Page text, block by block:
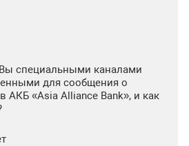
специальными каналами
для сообщения о
АКБ «Asia Alliance Bank», и как